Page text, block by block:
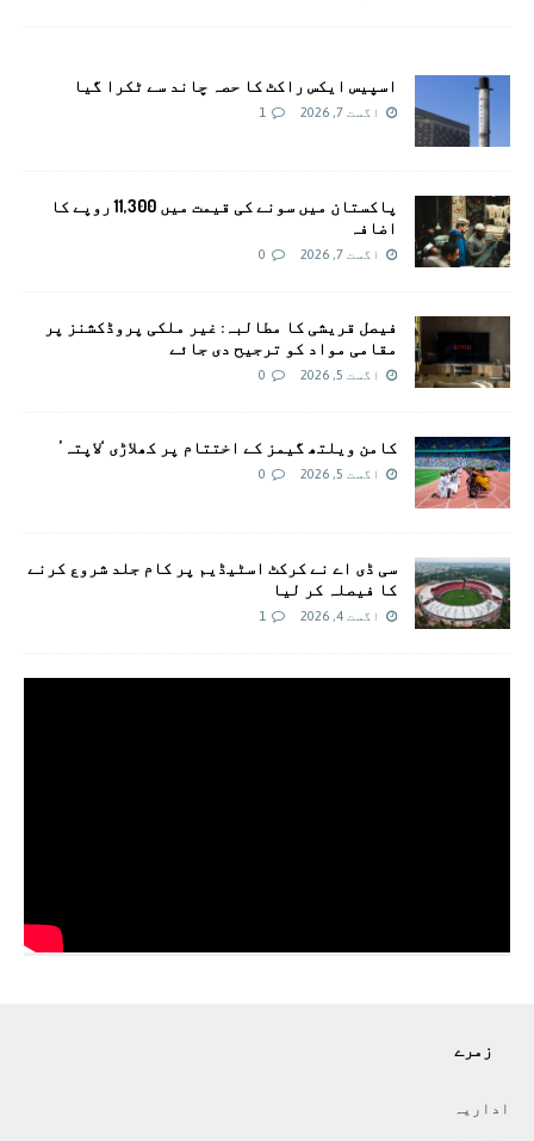
اسپیس ایکس راکٹ کا حصہ چاند سے ٹکرا گیا
اگست 7, 2026 1
پاکستان میں سونے کی قیمت میں 11,300 روپے کا
اضافہ
اگست 7, 2026 0
فیصل قریشی کا مطالبہ: غیر ملکی پروڈکشنز پر
مقامی مواد کو ترجیح دی جائے
اگست 5, 2026 0
کامن ویلتھ گیمز کے اختتام پر کھلاڑی ‘لاپتہ’
اگست 5, 2026 0
سی ڈی اے نے کرکٹ اسٹیڈیم پر کام جلد شروع کرنے
کا فیصلہ کر لیا
اگست 4, 2026 1
زمرے
اداريہ